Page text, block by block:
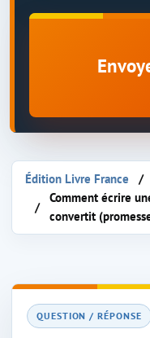
Édition Livre France
Comment écrire
convertit
QUESTION / RÉPONSE